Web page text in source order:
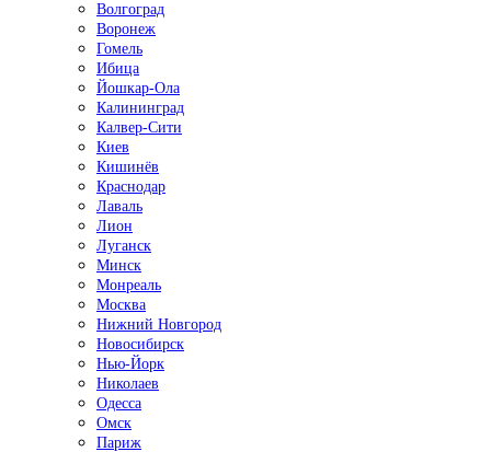
Волгоград
Воронеж
Гомель
Ибица
Йошкар-Ола
Калининград
Калвер-Сити
Киев
Кишинёв
Краснодар
Лаваль
Лион
Луганск
Минск
Монреаль
Москва
Нижний Новгород
Новосибирск
Нью-Йорк
Николаев
Одесса
Омск
Париж